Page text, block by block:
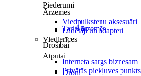
Ārzemēs
Tarifi ārzemēs
Drošībai
Interneta sargs biznesam
Privātās piekļuves punkts
Piederumi
Viedpulksteņu aksesuāri
Lādētāji un adapteri
Viedierīces
Atpūtai
Droni